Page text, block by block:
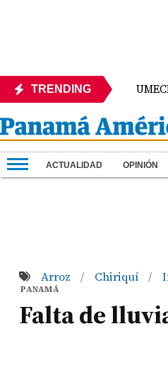
TRENDING UMECIT
ACTUALIDAD OPINIÓN
Arroz / Chiriquí /
PANAMÁ
Falta de